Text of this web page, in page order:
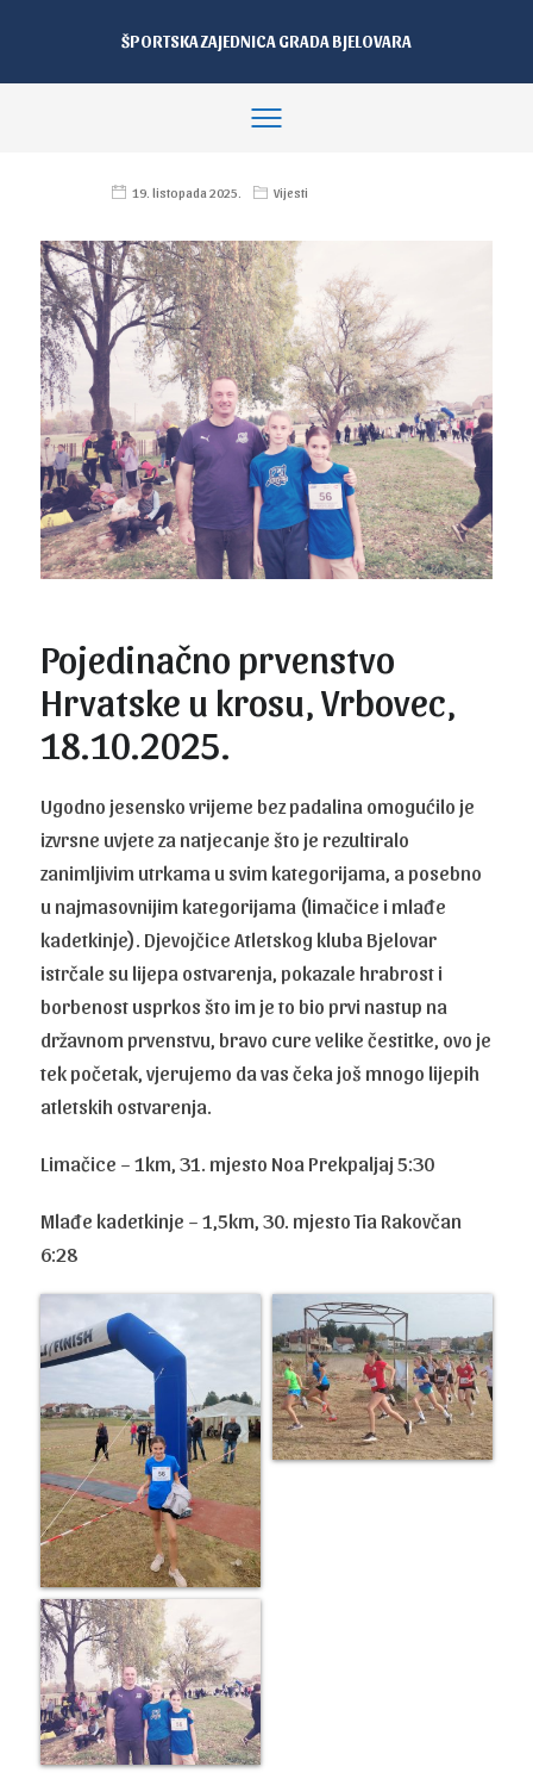
ŠPORTSKA ZAJEDNICA GRADA BJELOVARA
19. listopada 2025. Vijesti
Pojedinačno prvenstvo
Hrvatske u krosu, Vrbovec,
18.10.2025.
Ugodno jesensko vrijeme bez padalina omogućilo je
izvrsne uvjete za natjecanje što je rezultiralo
zanimljivim utrkama u svim kategorijama, a posebno
u najmasovnijim kategorijama (limačice i mlađe
kadetkinje). Djevojčice Atletskog kluba Bjelovar
istrčale su lijepa ostvarenja, pokazale hrabrost i
borbenost usprkos što im je to bio prvi nastup na
državnom prvenstvu, bravo cure velike čestitke, ovo je
tek početak, vjerujemo da vas čeka još mnogo lijepih
atletskih ostvarenja.
Limačice – 1km, 31. mjesto Noa Prekpaljaj 5:30
Mlađe kadetkinje – 1,5km, 30. mjesto Tia Rakovčan
6:28